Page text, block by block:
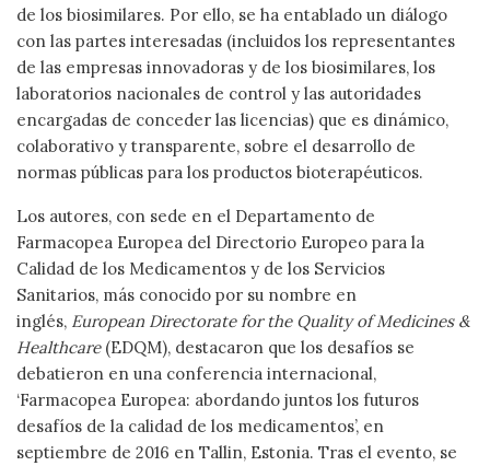
de los biosimilares. Por ello, se ha entablado un diálogo
con las partes interesadas (incluidos los representantes
de las empresas innovadoras y de los biosimilares, los
laboratorios nacionales de control y las autoridades
encargadas de conceder las licencias) que es dinámico,
colaborativo y transparente, sobre el desarrollo de
normas públicas para los productos bioterapéuticos.
Los autores, con sede en el Departamento de
Farmacopea Europea del Directorio Europeo para la
Calidad de los Medicamentos y de los Servicios
Sanitarios, más conocido por su nombre en
inglés, European Directorate for the Quality of Medicines &
Healthcare(EDQM), destacaron que los desafíos se
debatieron en una conferencia internacional,
‘Farmacopea Europea: abordando juntos los futuros
desafíos de la calidad de los medicamentos’, en
septiembre de 2016 en Tallin, Estonia. Tras el evento, se